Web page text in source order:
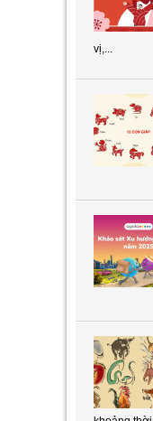
vị,...